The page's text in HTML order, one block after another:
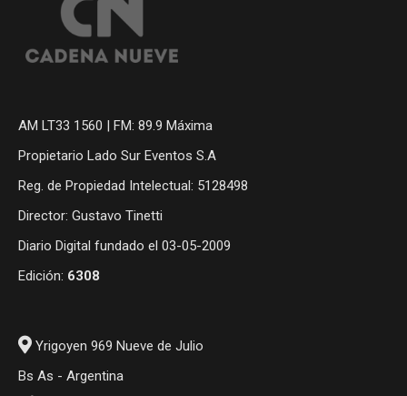
AM LT33 1560 | FM: 89.9 Máxima
Propietario Lado Sur Eventos S.A
Reg. de Propiedad Intelectual: 5128498
Director: Gustavo Tinetti
Diario Digital fundado el 03-05-2009
Edición: 6308
Yrigoyen 969 Nueve de Julio
Bs As - Argentina